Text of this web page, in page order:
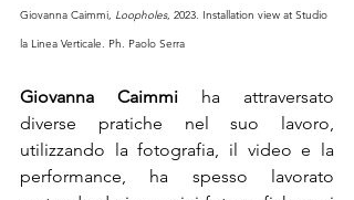
Giovanna Caimmi, Loopholes, 2023. Installation view at Studio
la Linea Verticale. Ph. Paolo Serra
Giovanna Caimmi ha attraversato
diverse pratiche nel suo lavoro,
utilizzando la fotografia, il video e la
performance, ha spesso lavorato